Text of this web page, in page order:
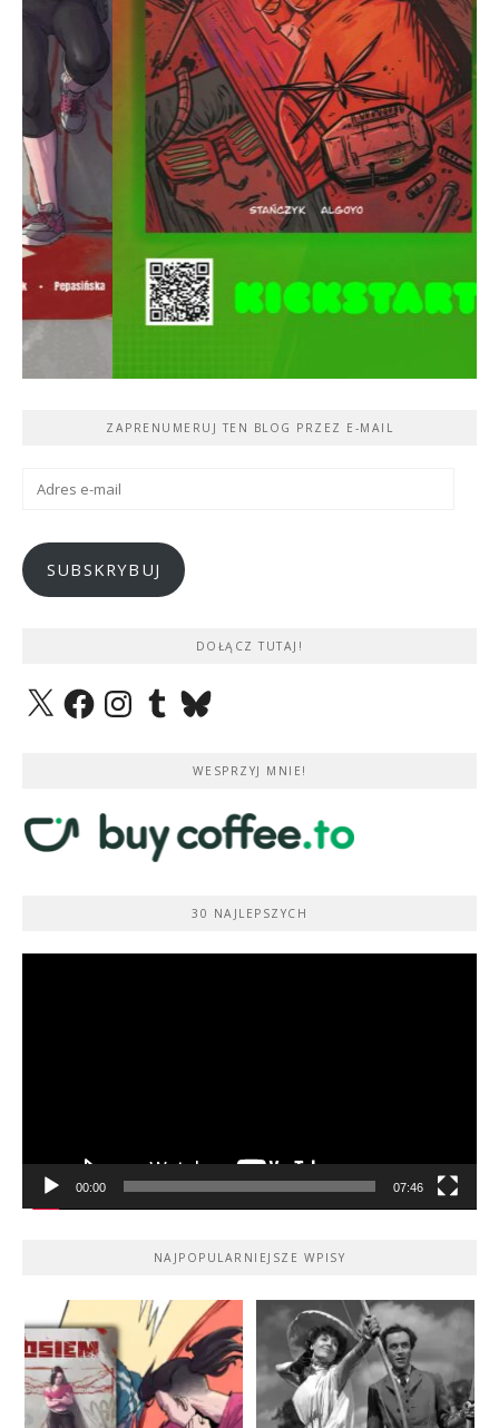
ZAPRENUMERUJ TEN BLOG PRZEZ E-MAIL
Adres
SUBSKRYBUJ
DOŁĄCZ TUTAJ!
X FacebookInstagramTumblrBluesky
WESPRZYJ MNIE!
30 NAJLEPSZYCH
00:00 07:46
NAJPOPULARNIEJSZE WPISY